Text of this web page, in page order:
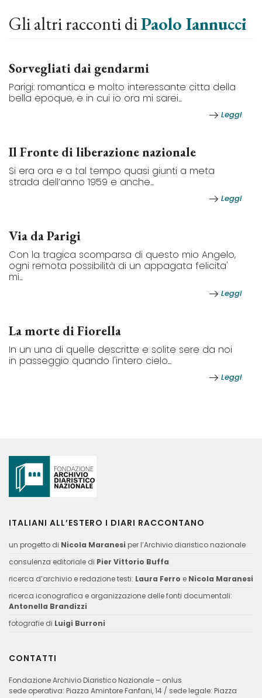
Gli altri racconti diPaolo Iannucci
Sorvegliati dai gendarmi
Parigi: romantica e molto interessante citta della
bella epoque, e in cui io ora mi sarei...
Leggi
Il Fronte di liberazione nazionale
Si era ora e a tal tempo quasi giunti a meta
strada dell’anno 1959 e anche...
Leggi
Via da Parigi
Con la tragica scomparsa di questo mio Angelo,
ogni remota possibilità di un appagata felicita'
mi...
Leggi
La morte di Fiorella
In un una di quelle descritte e solite sere da noi
in passeggio quando l'intero cielo...
Leggi
ITALIANI ALL’ESTERO I DIARI RACCONTANO
un progetto di Nicola Maranesi per l’Archivio diaristico nazionale
consulenza editoriale di Pier Vittorio Buffa
ricerca d’archivio e redazione testi: Laura Ferro e Nicola Maranesi
ricerca iconografica e organizzazione delle fonti documentali:
Antonella Brandizzi
fotografie di Luigi Burroni
CONTATTI
Fondazione Archivio Diaristico Nazionale – onlus
sede operativa: Piazza Amintore Fanfani, 14 / sede legale: Piazza